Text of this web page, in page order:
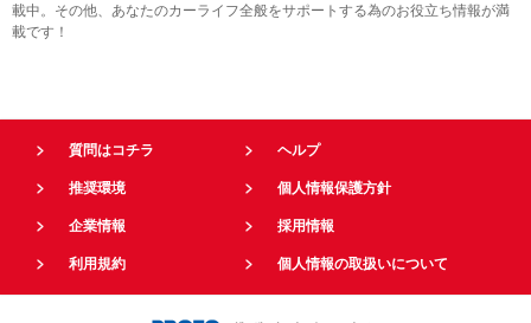
載中。その他、あなたのカーライフ全般をサポートする為のお役立ち情報が満
載です！
質問はコチラ ヘルプ
推奨環境 個人情報保護方針
企業情報 採用情報
利用規約 個人情報の取扱いについて